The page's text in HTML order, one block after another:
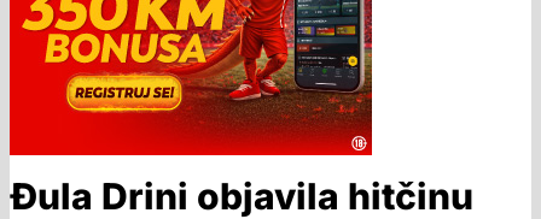
Đula Drini objavila hitčinu